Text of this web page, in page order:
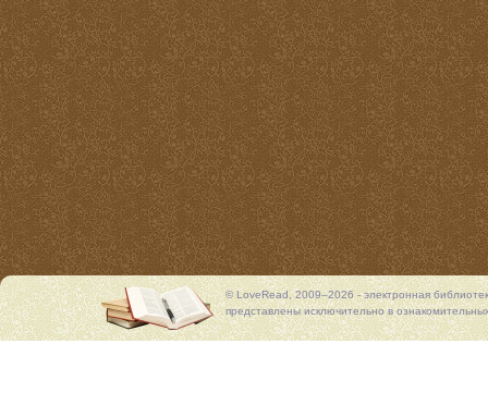
© LoveRead, 2009–2026 - электронная
представлены исключительно в